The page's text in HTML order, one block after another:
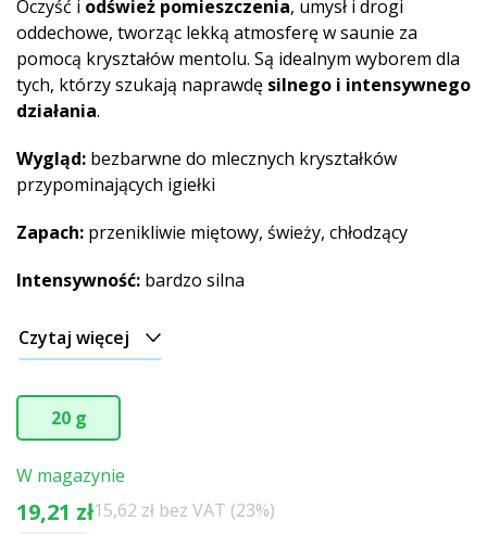
Oczyść i odśwież pomieszczenia, umysł i drogi
oddechowe, tworząc lekką atmosferę w saunie za
pomocą kryształów mentolu. Są idealnym wyborem dla
tych, którzy szukają naprawdę silnego i intensywnego
działania.
Wygląd: bezbarwne do mlecznych kryształków
przypominających igiełki
Zapach: przenikliwie miętowy, świeży, chłodzący
Intensywność: bardzo silna
Czytaj więcej
20 g
W magazynie
19,21 zł15,62 zł bez VAT (23%)